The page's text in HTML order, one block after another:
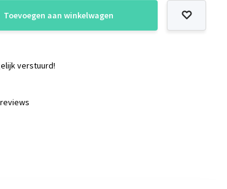
Toevoegen aan winkelwagen
verstuurd!